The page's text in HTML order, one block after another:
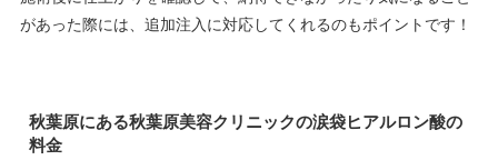
があった際には、追加注入に対応してくれるのもポイントです！
秋葉原にある秋葉原美容クリニックの涙袋ヒアルロン酸の
料金